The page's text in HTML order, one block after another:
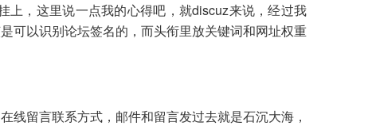
上，这里说一点我的心得吧，就discuz来说，经过我
可以识别论坛签名的，而头衔里放关键词和网址权重
线留言联系方式，邮件和留言发过去就是石沉大海，